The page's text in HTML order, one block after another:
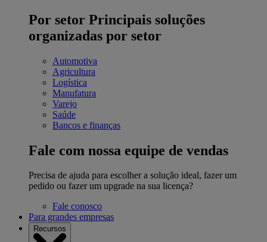
Por setor Principais soluções
organizadas por setor
Automotiva
Agricultura
Logística
Manufatura
Varejo
Saúde
Bancos e finanças
Fale com nossa equipe de vendas
Precisa de ajuda para escolher a solução ideal, fazer um
pedido ou fazer um upgrade na sua licença?
Fale conosco
Para grandes empresas
Recursos